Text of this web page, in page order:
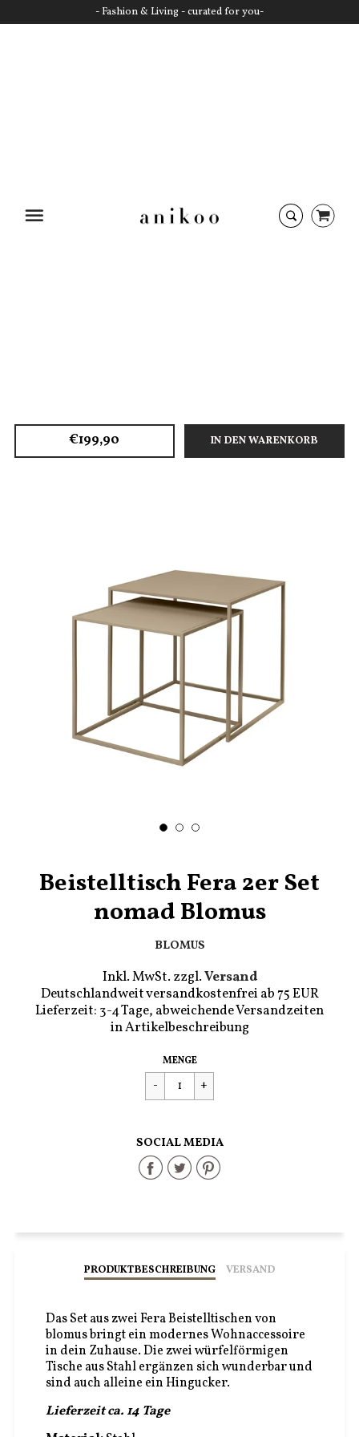
- Fashion & Living - curated for you-
€199,90 IN DEN WARENKORB
Beistelltisch Fera 2er Set
nomad Blomus
BLOMUS
Inkl. MwSt. zzgl.Versand
Deutschlandweit versandkostenfrei ab 75 EUR
Lieferzeit: 3-4 Tage, abweichende Versandzeiten
in Artikelbeschreibung
Regulärer
Preis
€199,90
MENGE
SOCIAL MEDIA
Share
Facebook
Share
Twitter
Share
Pinterest
PRODUKTBESCHREIBUNG VERSAND
Das Set aus zwei Fera Beistelltischen von
blomus bringt ein modernes Wohnaccessoire
in dein Zuhause. Die zwei würfelförmigen
Tische aus Stahl ergänzen sich wunderbar und
sind auch alleine ein Hingucker.
Lieferzeit ca. 14 Tage